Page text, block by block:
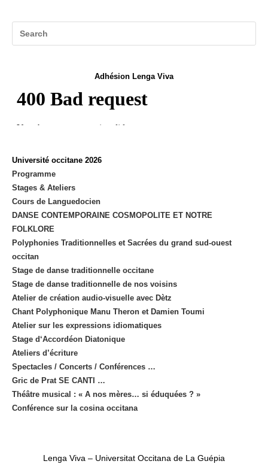
new
Adhésion Lenga Viva
Université occitane 2026
Programme
Stages & Ateliers
Cours de Languedocien
DANSE CONTEMPORAINE COSMOPOLITE ET NOTRE
FOLKLORE
Polyphonies Traditionnelles et Sacrées du grand sud-ouest
occitan
Stage de danse traditionnelle occitane
Stage de danse traditionnelle de nos voisins
Atelier de création audio-visuelle avec Dètz
Chant Polyphonique Manu Theron et Damien Toumi
Atelier sur les expressions idiomatiques
Stage d‘Accordéon Diatonique
Ateliers d’écriture
Spectacles / Concerts / Conférences …
Gric de Prat SE CANTI …
Théâtre musical : « A nos mères… si éduquées ? »
Conférence sur la cosina occitana
Lenga Viva – Universitat Occitana de La Guépia